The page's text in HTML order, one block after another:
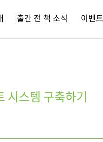
출간 전 책 소식 이벤트
시스템 구축하기